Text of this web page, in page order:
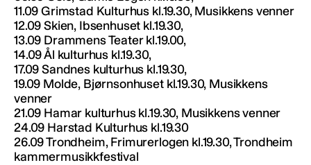
11.09 Grimstad Kulturhus kl.19.30, Musikkens venner
12.09 Skien, Ibsenhuset kl.19.30,
13.09 Drammens Teater kl.19.00,
14.09 Ål kulturhus kl.19.30,
17.09 Sandnes kulturhus kl.19.30,
19.09 Molde, Bjørnsonhuset kl.19.30, Musikkens
venner
21.09 Hamar kulturhus kl.19.30, Musikkens venner
24.09 Harstad Kulturhus kl.19.30
26.09 Trondheim, Frimurerlogen kl.19.30, Trondheim
kammermusikkfestival